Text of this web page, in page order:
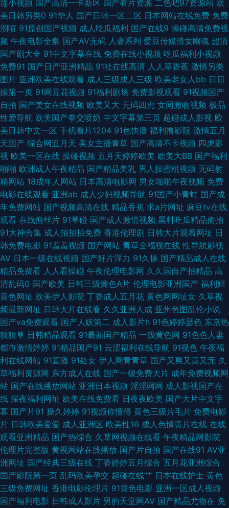
大全免费 91黄产 91黑丝强奸后入 传媒在线视频 1024视频在线一区 探花网
站 国产精品久久国产 不卡福利导航 香蕉久久婷婷一区 激情综合五月花 久肏
视频字幕 伊人青久久 伦理在线 91香蕉视频亚洲最新 伊人大香蕉小说 欧韩美
女成人视频 影音先锋av手机在线 伊人草比 欧美91 久久嫩草精品性视频 阿V
网站在线观看 51无码高清小视频 麻豆成人AV影视 91下载入口桃色 少妇丝足
性爱网 狼友基地97 97超碰自拍 美女母亲黄色三级A片 肏人综合网 99资源总
站 精品不卡网 91娱乐91视视频 91av免费网址 狼人插2 95视频福利导航 91
欧洲视频 五月天色日韩 综合色色资源网 日韩一区无码 韩日亚洲欧美 91人妻
人人干 少妇最好看黄色片 国产精品国产精品国产 99久久无码囯产精品 91蝌
蚪论坛老婆 豆花A黑料导航 91福利址在线观看 日韩激情网页 国产精品视频
色色 91视频在线导航 五月天日日干 日韩福利一区 黑人无码一区 成人国产一
区 91国产下载 四虎sp 精品国产国偷在线观看 91九色蝌蚪熟女 91av在线导
航丝袜 亚洲欧美成人AAA 国产欧美一区视频 91福利不卡 国产久艹精品 久久
福利社 91探花福利在线观看 91大神图片 欧美一区二区操逼网 福利短片 av狠
狠干 91蜜桃福利 四虎肏屄网 久草青草 91小视频在线 午夜剧场两性人与兽
精品精品精品精品 91双飞在线 婷婷妞妞基地 久久国产热伊人久久 狠狠搞综
合网 97亚洲视频 影音先锋av中文网 91国产精品操笔 瑟瑟91 狠狠日综合网
AVV黄 91福利大全 五月婷婷欧美色日韩 精品中日韩一二 91视频刺激 影音先
锋亚洲av色片 日韩精品第一 国产操逼在线观看 91麻豆蜜桃 日日色天堂 国产
区第二页 不卡视屏 91伊人橘子 男人天堂在AV 伪娘TS一区二区 91人妻字幕
莲小视频 国产高清一卡新区 国产看片资源 二色吧97资源站 欧
美日韩另类0 91华人 国产日韩一区二区 日本网站在线免费 免费
潮喷 91原创国产视频 成人吃瓜福利 国产在线9 操碰高清免费视
频 午夜电影全集 国产AV无码 人妻系列 爱豆传媒倩女幽魂 超清
国产剧大全 91中文字幕在线 免费在线小视频 吃瓜福利小视频
免费91 国产日产亚洲精品 91社在线高清 人人草香蕉 激情另类
图片 亚洲欧美在线观看 成人三级成人三级 欧美老女人bb 日日
操第一页 91网豆花视频 91福利剧场 免费影视观看 91视频国产
自拍 国产美女在线视频 欧美又大 无码四虎 女同激吻视频 极品
性爱导航 欧美国产拳交喷奶 中文字幕第三页 超碰成人影视 欧
美日韩中文一区 手机看片1204 91色快播 福利撸影院 激情五月
天国产 综合网五月天 美女主播青草 国产高清不卡视频 四虎影
视 欧美一区在线 操碰视频 五月天婷婷欧美 欧美大BB 国产福利
啪啪 欧洲成人午夜精品 国产精品美乳 男人操蜜桃视频 无码射
精网站 18成年人网站 日本高清电影网 男女啪啪午夜视频 免费
电影在线观看 亚洲ab 成人少妇视频导航 91国产小青蛙 国产成
年免费网站 国产视频高清在线 精品香蕉 求a片网址 麻豆tv在线
观看 在线撸丝片 91草碰 国产成人激情视频 黑料吃瓜精品偷拍
91大神合集 成人拍拍拍免费 香港伦理剧 日韩大片观看网址 日
韩免费电影 91羞羞视频 国产网站 青草全福视在线 性导航影视
AV 日本一级在线视频 国产好片浮力 91久操 国产精品成人在线
精品免费看 人人看操碰 午夜伦理电影网 久久国自产拍精品 高
清乱码0 国产欧美 日韩三级黄色A片 伦理电影亚洲国产 福利姬
黄色网址 欧美伊人影院 丁香成人五月花 黄色网网址女 久草视
频最新网址 日韩大片在线看 久久亚洲人成 亚州色图乱伦小说
国产va免费观看 国产人妖第二 成人影片h 91色婷婷瑟色 东京热
狠狠草 日韩精品观看 91最新国产精品 一级黄色网 91色色人妻
都市激情婷婷 91精品国产91 云涩福利在线导航 91视色 午夜福
利在线网站 91直播 91处女 伊人网青青草 国产又爽又黄又无 久
草福利资源网 东方成人在线 国产一级免费大片 成年免费视频网
站 国产在线播放网站 亚洲日本视频 淫淫网网 成人影视国产在
线 深夜福利网址 欧美在线免费看 日夜夜欧美 国产大片中文字
幕 国产片91 操久婷婷 91视频你懂得 黄色三级片毛片 免费电影
片 日韩欧美爱爱 成人亚洲区 欧美性16 成人色情黄片在线 在线
观看亚洲精品 国产热综合 久草网视频在线看 午夜精品网影院
伦理片完整版 黄视网站在线播放 国产片自拍 国产在线91 AV亚
洲网址 国产经典三级在线 丁香婷婷五月综合 五月花亚洲综合
国产影院第一页 乱码欧美孕交 超碰在线艹 日本在线护士 黄色
三级免费网址 香港电影伦理片 91黄色电影 亚洲一区成人视频
国产福利电影 日韩成人影片 男的天堂网AV 国产精品尤物在 免